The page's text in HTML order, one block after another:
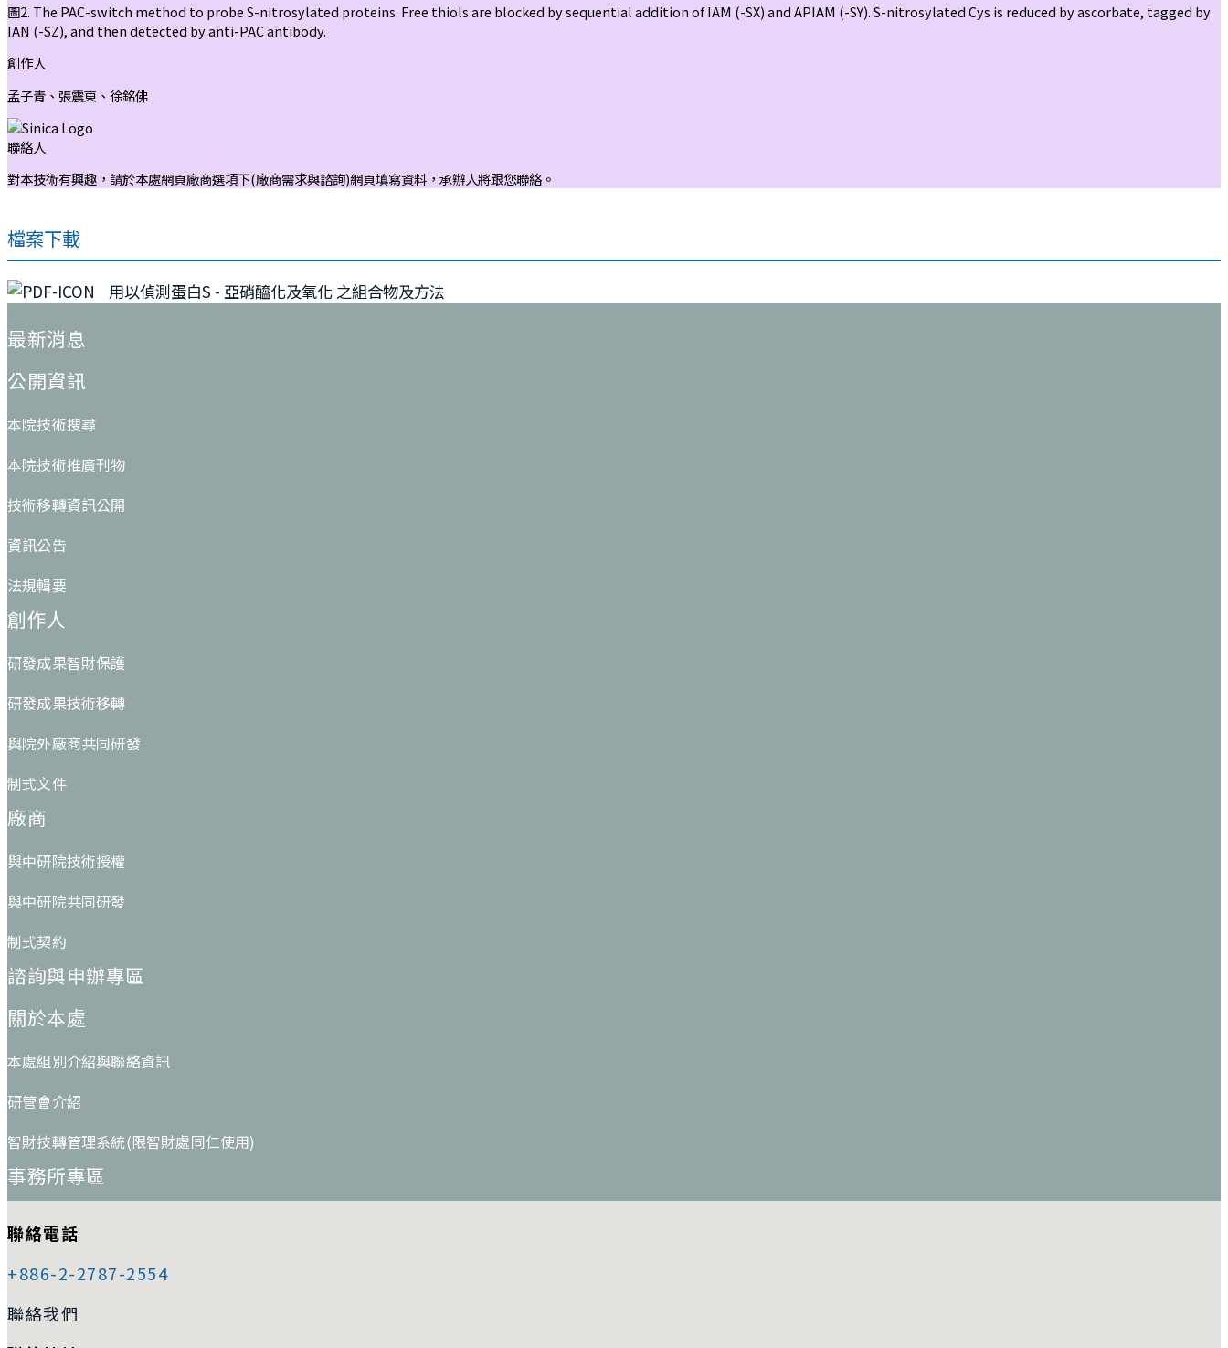
圖2. The PAC-switch method to probe S-nitrosylated proteins. Free thiols are blocked by sequential addition of IAM (-SX) and APIAM (-SY). S-nitrosylated Cys is reduced by ascorbate, tagged by
IAN (-SZ), and then detected by anti-PAC antibody.
創作人
孟子青、張震東、徐銘佛
聯絡人
對本技術有興趣，請於本處網頁廠商選項下(廠商需求與諮詢)網頁填寫資料，承辦人將跟您聯絡。
檔案下載
用以偵測蛋白S - 亞硝醯化及氧化 之組合物及方法
最新消息
公開資訊
本院技術搜尋
本院技術推廣刊物
技術移轉資訊公開
資訊公告
法規輯要
創作人
研發成果智財保護
研發成果技術移轉
與院外廠商共同研發
制式文件
廠商
與中研院技術授權
與中研院共同研發
制式契約
諮詢與申辦專區
關於本處
本處組別介紹與聯絡資訊
研管會介紹
智財技轉管理系統(限智財處同仁使用)
事務所專區
聯絡電話
+886-2-2787-2554
聯絡我們